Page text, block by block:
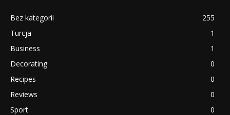
Bez kategorii
255
Turcja
1
Business
1
Decorating
0
Recipes
0
Reviews
0
Sport
0